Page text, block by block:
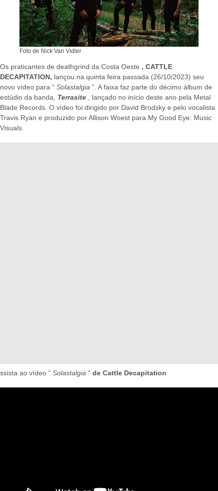
Foto de Nick Van Vidler
Os praticantes de deathgrind da Costa Oeste , CATTLE
DECAPITATION, lançou na quinta feira passada (26/10/2023) seu
novo vídeo para “ Solastalgia ”. A faixa faz parte do décimo álbum de
estúdio da banda, Terrasite , lançado no início deste ano pela Metal
Blade Records. O vídeo foi dirigido por David Brodsky e pelo vocalista
Travis Ryan e produzido por Allison Woest para My Good Eye: Music
Visuals.
ssista ao vídeo ” Solastalgia ” de Cattle Decapitation